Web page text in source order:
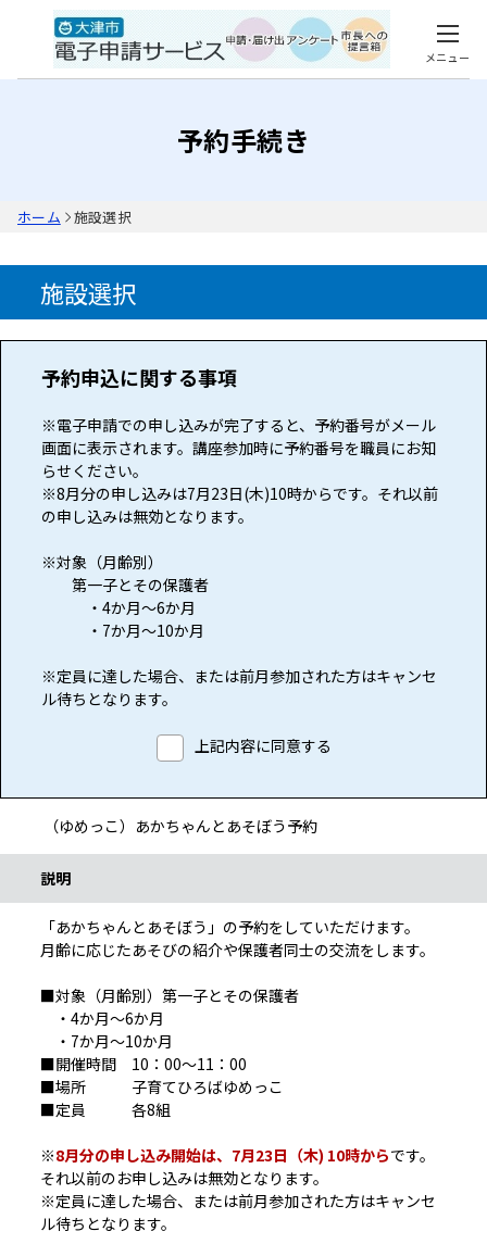
メニュー
予約手続き
ホーム 施設選択
施設選択
予約申込に関する事項
※電子申請での申し込みが完了すると、予約番号がメール
画面に表示されます。講座参加時に予約番号を職員にお知
らせください。
※8月分の申し込みは7月23日(木)10時からです。それ以前
の申し込みは無効となります。
※対象（月齢別）
第一子とその保護者
・4か月～6か月
・7か月～10か月
※定員に達した場合、または前月参加された方はキャンセ
ル待ちとなります。
上記内容に同意する
（ゆめっこ）あかちゃんとあそぼう予約
説明
「あかちゃんとあそぼう」の予約をしていただけます。
月齢に応じたあそびの紹介や保護者同士の交流をします。
■対象（月齢別）第一子とその保護者
・4か月～6か月
・7か月～10か月
■開催時間 10：00～11：00
■場所 子育てひろばゆめっこ
■定員 各8組
※8月分の申し込み開始は、7月23日（木) 10時からです。
それ以前のお申し込みは無効となります。
※定員に達した場合、または前月参加された方はキャンセ
ル待ちとなります。